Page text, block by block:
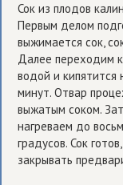
Сок из плодов
Первым делом
выжимается сок,
Далее переходим
водой и кипятится
минут. Отвар
выжатым соком.
нагреваем до
градусов. Сок
закрывать